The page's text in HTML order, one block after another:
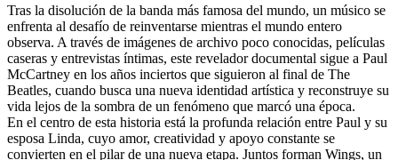
Tras la disolución de la banda más famosa del mundo, un músico se
enfrenta al desafío de reinventarse mientras el mundo entero
observa. A través de imágenes de archivo poco conocidas, películas
caseras y entrevistas íntimas, este revelador documental sigue a Paul
McCartney en los años inciertos que siguieron al final de The
Beatles, cuando busca una nueva identidad artística y reconstruye su
vida lejos de la sombra de un fenómeno que marcó una época.
En el centro de esta historia está la profunda relación entre Paul y su
esposa Linda, cuyo amor, creatividad y apoyo constante se
convierten en el pilar de una nueva etapa. Juntos forman Wings, un